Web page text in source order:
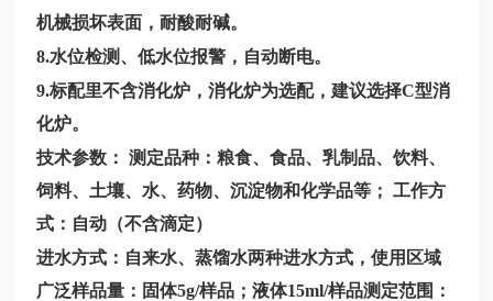
机械损坏表面，耐酸耐碱。
8.水位检测、低水位报警，自动断电。
9.标配里不含消化炉，消化炉为选配，建议选择C型消
化炉。
技术参数：
测定品种：粮食、食品、乳制品、饮料、
饲料、土壤、水、药物、沉淀物和化学品等；
工作方
式：自动（不含滴定）
进水方式：自来水、蒸馏水两种进水方式，使用区域
广泛样品量：固体5g/样品；液体15ml/样品测定范围：